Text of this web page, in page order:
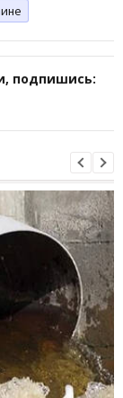
подпишись: